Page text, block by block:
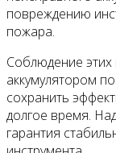
повреждению
пожара.
Соблюдение этих
аккумулятором
сохранить
долгое время.
гарантия